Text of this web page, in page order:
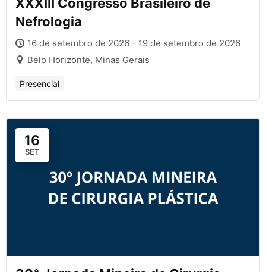
Nefrologia
16 de setembro de 2026 - 19 de setembro de 2026
Belo Horizonte, Minas Gerais
Presencial
16
SET